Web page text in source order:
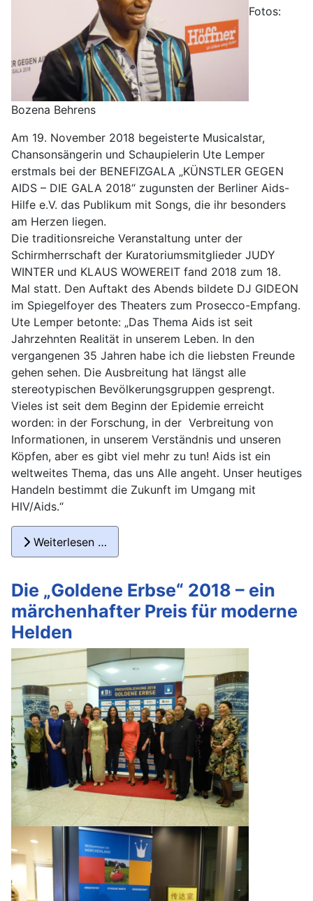
Fotos:
Bozena Behrens
Am 19. November 2018 begeisterte Musicalstar,
Chansonsängerin und Schaupielerin Ute Lemper
erstmals bei der BENEFIZGALA „KÜNSTLER GEGEN
AIDS – DIE GALA 2018“ zugunsten der Berliner Aids-
Hilfe e.V. das Publikum mit Songs, die ihr besonders
am Herzen liegen.
Die traditionsreiche Veranstaltung unter der
Schirmherrschaft der Kuratoriumsmitglieder JUDY
WINTER und KLAUS WOWEREIT fand 2018 zum 18.
Mal statt. Den Auftakt des Abends bildete DJ GIDEON
im Spiegelfoyer des Theaters zum Prosecco-Empfang.
Ute Lemper betonte: „Das Thema Aids ist seit
Jahrzehnten Realität in unserem Leben. In den
vergangenen 35 Jahren habe ich die liebsten Freunde
gehen sehen. Die Ausbreitung hat längst alle
stereotypischen Bevölkerungsgruppen gesprengt.
Vieles ist seit dem Beginn der Epidemie erreicht
worden: in der Forschung, in der Verbreitung von
Informationen, in unserem Verständnis und unseren
Köpfen, aber es gibt viel mehr zu tun! Aids ist ein
weltweites Thema, das uns Alle angeht. Unser heutiges
Handeln bestimmt die Zukunft im Umgang mit
HIV/Aids.“
Weiterlesen …
Die „Goldene Erbse“ 2018 – ein
märchenhafter Preis für moderne
Helden